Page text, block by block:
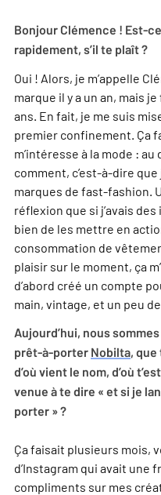
Bonjour Clémence ! Est-
rapidement, s’il te plaît ?
Oui ! Alors, je m’appelle
marque il y a un an, mais
ans. En fait, je me suis
premier confinement. Ça
m’intéresse à la mode : au
comment, c’est-à-dire
marques de fast-fashion.
réflexion que si j’avais
bien de les mettre en
consommation de
plaisir sur le moment, ça
d’abord créé un compte
main, vintage, et un peu
Aujourd’hui, nous
prêt-à-porter Nobilta, que
d’où vient le nom, d’où
venue à te dire « et si je
porter » ?
Ça faisait plusieurs mois,
d’Instagram qui avait une
compliments sur mes